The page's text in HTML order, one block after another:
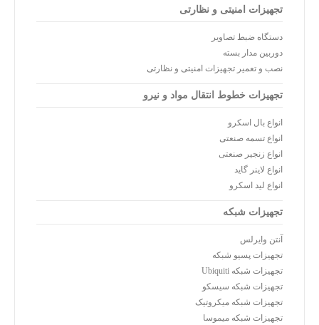
تجهیزات امنیتی و نظارتی
دستگاه ضبط تصاویر
دوربین مدار بسته
نصب و تعمیر تجهیزات امنیتی و نظارتی
تجهیزات خطوط انتقال مواد و نیرو
انواع بال اسکرو
انواع تسمه صنعتی
انواع زنجیر صنعتی
انواع لاینر گاید
انواع لید اسکرو
تجهیزات شبکه
آنتن وایرلس
تجهیزات پسیو شبکه
تجهیزات شبکه Ubiquiti
تجهیزات شبکه سیسکو
تجهیزات شبکه میکروتیک
تجهیزات شبکه میموسا